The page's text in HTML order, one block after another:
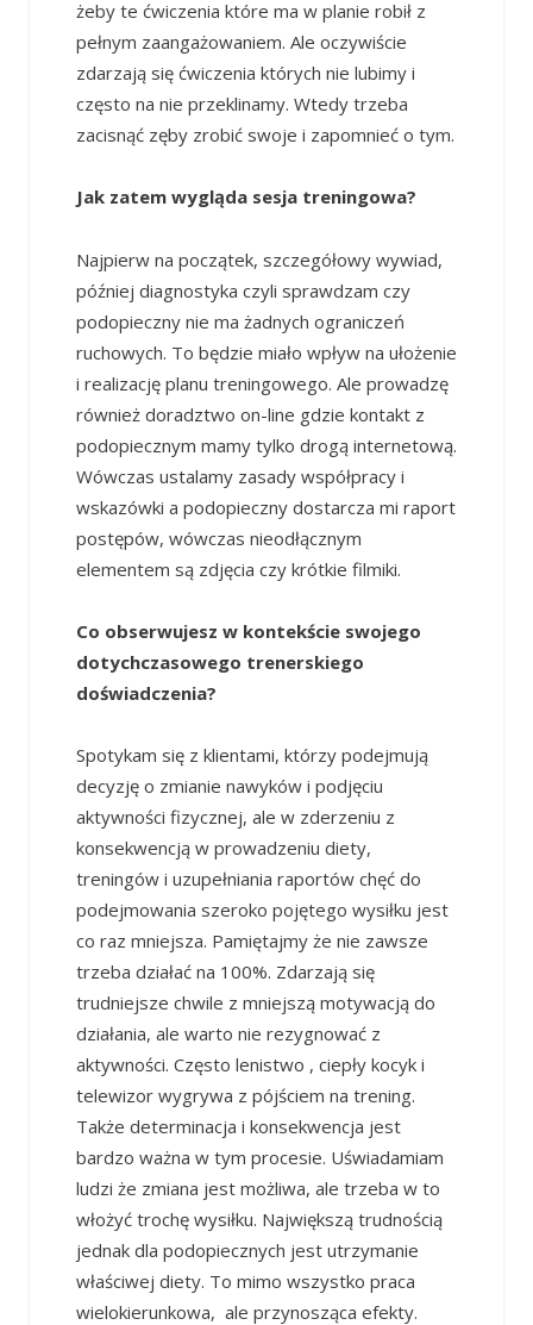
żeby te ćwiczenia które ma w planie robił z
pełnym zaangażowaniem. Ale oczywiście
zdarzają się ćwiczenia których nie lubimy i
często na nie przeklinamy. Wtedy trzeba
zacisnąć zęby zrobić swoje i zapomnieć o tym.
Jak zatem wygląda sesja treningowa?
Najpierw na początek, szczegółowy wywiad,
później diagnostyka czyli sprawdzam czy
podopieczny nie ma żadnych ograniczeń
ruchowych. To będzie miało wpływ na ułożenie
i realizację planu treningowego. Ale prowadzę
również doradztwo on-line gdzie kontakt z
podopiecznym mamy tylko drogą internetową.
Wówczas ustalamy zasady współpracy i
wskazówki a podopieczny dostarcza mi raport
postępów, wówczas nieodłącznym
elementem są zdjęcia czy krótkie filmiki.
Co obserwujesz w kontekście swojego
dotychczasowego trenerskiego
doświadczenia?
Spotykam się z klientami, którzy podejmują
decyzję o zmianie nawyków i podjęciu
aktywności fizycznej, ale w zderzeniu z
konsekwencją w prowadzeniu diety,
treningów i uzupełniania raportów chęć do
podejmowania szeroko pojętego wysiłku jest
co raz mniejsza. Pamiętajmy że nie zawsze
trzeba działać na 100%. Zdarzają się
trudniejsze chwile z mniejszą motywacją do
działania, ale warto nie rezygnować z
aktywności. Często lenistwo , ciepły kocyk i
telewizor wygrywa z pójściem na trening.
Także determinacja i konsekwencja jest
bardzo ważna w tym procesie. Uświadamiam
ludzi że zmiana jest możliwa, ale trzeba w to
włożyć trochę wysiłku. Największą trudnością
jednak dla podopiecznych jest utrzymanie
właściwej diety. To mimo wszystko praca
wielokierunkowa, ale przynosząca efekty.